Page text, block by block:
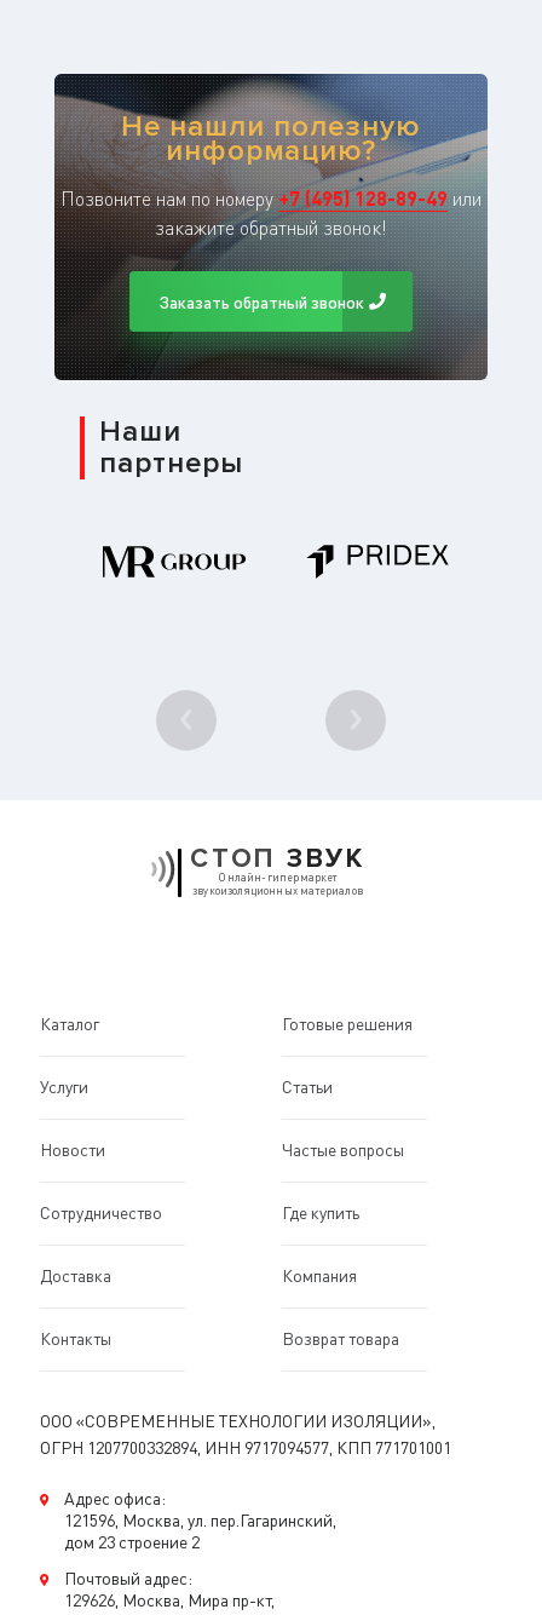
Не нашли полезную
информацию?
Позвоните нам по номеру+7(495)128-89-49 или
закажите обратный звонок!
Заказать обратный звонок
Наши
партнеры
1
СТОП ЗВУК
Онлайн-гипермаркет
звукоизоляционных материалов
Каталог Готовые решения
Услуги Статьи
Новости Частые вопросы
Сотрудничество Где купить
Доставка Компания
Контакты Возврат товара
ООО «СОВРЕМЕННЫЕ ТЕХНОЛОГИИ ИЗОЛЯЦИИ»,
ОГРН 1207700332894, ИНН 9717094577, КПП 771701001
Адрес офиса:
121596, Москва, ул. пер.Гагаринский,
дом 23 строение 2
Почтовый адрес:
129626, Москва, Мира пр-кт,